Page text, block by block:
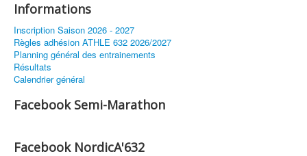
Vous êtes ici :
Informations
Inscription Saison 2026 - 2027
Règles adhésion ATHLE 632 2026/2027
Planning général des entrainements
Résultats
Calendrier général
Facebook Semi-Marathon
Facebook NordicA'632